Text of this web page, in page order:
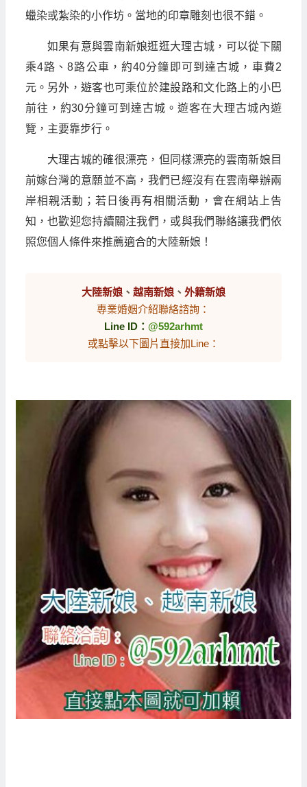
蠟染或紮染的小作坊。當地的印章雕刻也很不錯。
如果有意與雲南新娘逛逛大理古城，可以從下關
乘4路、8路公車，約40分鐘即可到達古城，車費2
元。另外，遊客也可乘位於建設路和文化路上的小巴
前往，約30分鐘可到達古城。遊客在大理古城內遊
覽，主要靠步行。
大理古城的確很漂亮，但同樣漂亮的雲南新娘目
前嫁台灣的意願並不高，我們已經沒有在雲南舉辦兩
岸相親活動；若日後再有相關活動，會在網站上告
知，也歡迎您持續關注我們，或與我們聯絡讓我們依
照您個人條件來推薦適合的大陸新娘！
大陸新娘、 越南新娘、 外籍新娘
專業婚姻介紹聯絡諮詢：
Line ID： @592arhmt
或點擊以下圖片直接加Line：